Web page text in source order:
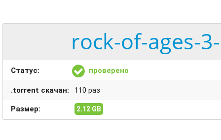
rock-of-ages-
Статус: проверено
.torrent скачан: 110 раз
Размер: 2.12 GB